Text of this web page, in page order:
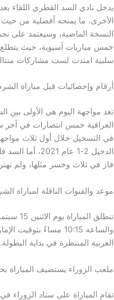
يدخل نادي السد القطري اللقاء
الأخرى، ما يمنحه أفضلية من حيث
النسخة الماضية، وسيعتمد على
خمس مباريات آسيوية، حيث يتطلع
سلبية امتدت لست مشاركات
أرقام وإحصائيات قبل مباراة
تعد مواجهة اليوم هي الأولى بين
العراقية خمس انتصارات في آخر
في التسجيل خلال أول ثلاث
الدحيل 2-1
فاز في ثلاث وخسر مثلها، ولم
موعد والقنوات الناقلة لمباراة
والساعة 10:15 مساءً
العربية المنتظرة في بداية البطولة.
ملعب الزوراء يستضيف المباراة
تقام المباراة على ستاد الزوراء